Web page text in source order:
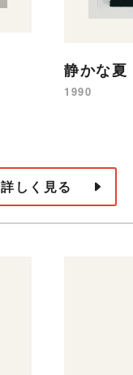
静かな夏
1990
詳しく見る